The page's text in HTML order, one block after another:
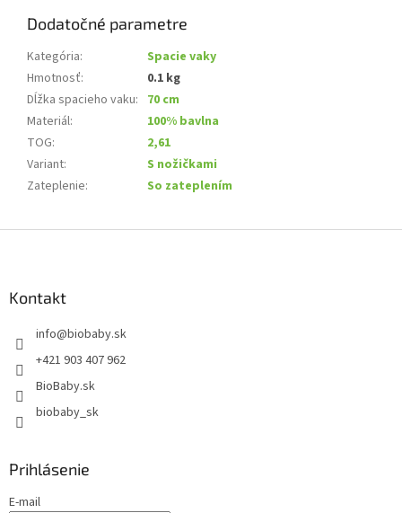
Dodatočné parametre
Kategória:
Spacie vaky
Hmotnosť:
0.1 kg
Dĺžka spacieho vaku: 70 cm
Materiál:
100% bavlna
TOG:
2,61
Variant:
S nožičkami
Zateplenie: So zateplením
Kontakt
info@biobaby.sk
+421 903 407 962
BioBaby.sk
biobaby_sk
Prihlásenie
E-mail